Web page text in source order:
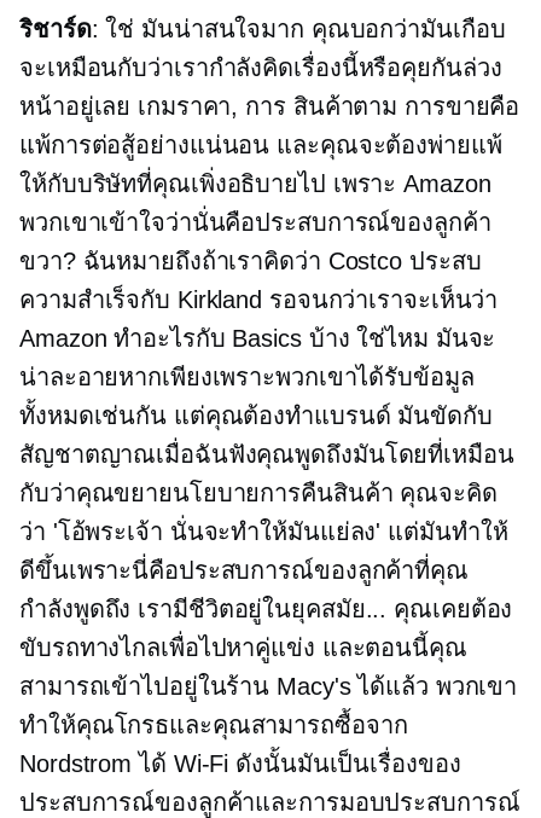
ริชาร์ด: ใช่ มันน่าสนใจมาก คุณบอกว่ามันเกือบ
จะเหมือนกับว่าเรากำลังคิดเรื่องนี้หรือคุยกันล่วง
หน้าอยู่เลย เกมราคา, การ สินค้าตาม การขายคือ
แพ้การต่อสู้อย่างแน่นอน และคุณจะต้องพ่ายแพ้
ให้กับบริษัทที่คุณเพิ่งอธิบายไป เพราะ Amazon
พวกเขาเข้าใจว่านั่นคือประสบการณ์ของลูกค้า
ขวา? ฉันหมายถึงถ้าเราคิดว่า Costco ประสบ
ความสำเร็จกับ Kirkland รอจนกว่าเราจะเห็นว่า
Amazon ทำอะไรกับ Basics บ้าง ใช่ไหม มันจะ
น่าละอายหากเพียงเพราะพวกเขาได้รับข้อมูล
ทั้งหมดเช่นกัน แต่คุณต้องทำแบรนด์ มันขัดกับ
สัญชาตญาณเมื่อฉันฟังคุณพูดถึงมันโดยที่เหมือน
กับว่าคุณขยายนโยบายการคืนสินค้า คุณจะคิด
ว่า 'โอ้พระเจ้า นั่นจะทำให้มันแย่ลง' แต่มันทำให้
ดีขึ้นเพราะนี่คือประสบการณ์ของลูกค้าที่คุณ
กำลังพูดถึง เรามีชีวิตอยู่ในยุคสมัย... คุณเคยต้อง
ขับรถทางไกลเพื่อไปหาคู่แข่ง และตอนนี้คุณ
สามารถเข้าไปอยู่ในร้าน Macy's ได้แล้ว พวกเขา
ทำให้คุณโกรธและคุณสามารถซื้อจาก
Nordstrom ได้ Wi-Fi ดังนั้นมันเป็นเรื่องของ
ประสบการณ์ของลูกค้าและการมอบประสบการณ์